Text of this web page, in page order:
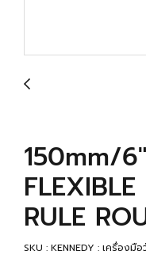
150mm/
FLEXIBLE
RULE
SKU : KENNEDY : เครื่องมื